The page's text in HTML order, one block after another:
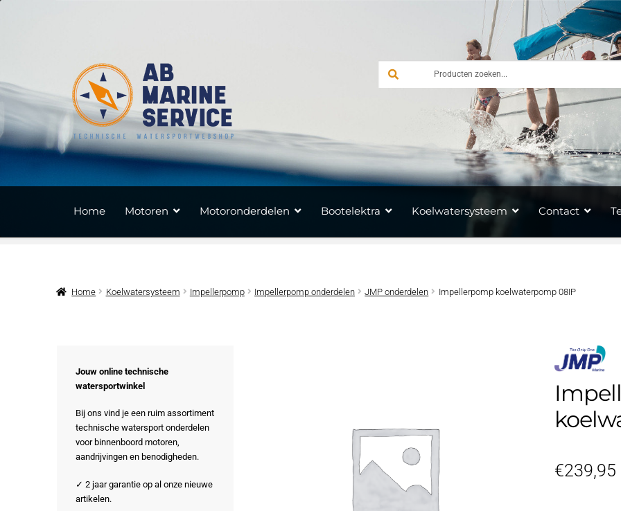
navigatie
inhoud
Home Motoren Motoronderdelen Bootelektra Koelwatersysteem Contact
Home Koelwatersysteem Impellerpomp Impellerpomp onderdelen JMP onderdelen Impellerpomp koelwaterpomp 08IP
€239,95
Jouw online technische
watersportwinkel
Bij ons vind je een ruim assortiment
technische watersport onderdelen
voor binnenboord motoren,
aandrijvingen en benodigheden.
✓ 2 jaar garantie op al onze nieuwe
artikelen.